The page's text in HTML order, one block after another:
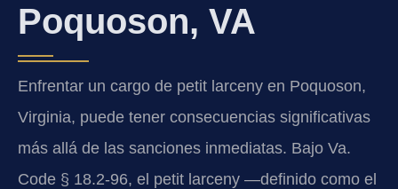
Poquoson, VA
Enfrentar un cargo de petit larceny en Poquoson,
Virginia, puede tener consecuencias significativas
más allá de las sanciones inmediatas. Bajo Va.
Code § 18.2-96, el petit larceny —definido como el